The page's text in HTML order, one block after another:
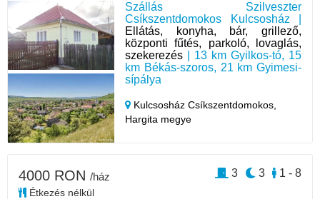
Szállás Szilveszter
Csíkszentdomokos Kulcsosház |
Ellátás, konyha, bár, grillező,
központi fűtés, parkoló, lovaglás,
szekerezés | 13 km Gyilkos-tó, 15
km Békás-szoros, 21 km Gyimesi-
sípálya
Kulcsosház Csíkszentdomokos,
Hargita megye
4000 RON /ház
Étkezés nélkül
1 - 8
3
3